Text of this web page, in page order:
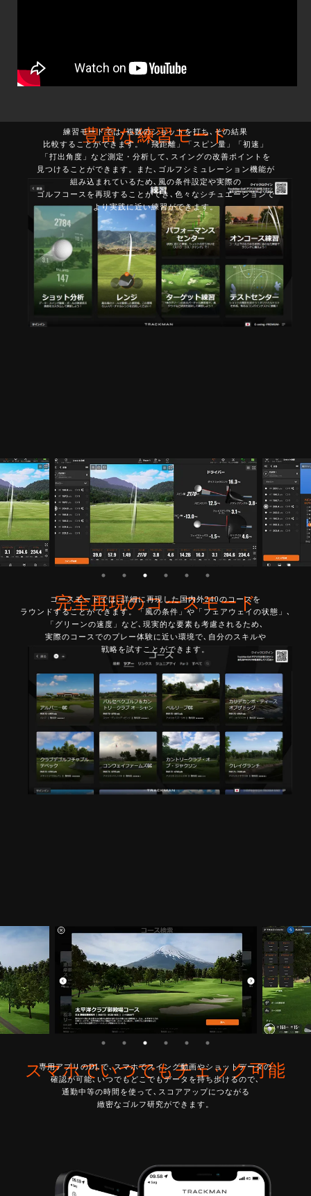
豊富な練習モード
練習モードでは､複数のショットを打ち､その結果
比較することができます。「飛距離」「スピン量」「初速」
「打出角度」など測定・分析して､スイングの改善ポイントを
見つけることができます。また､ゴルフシミュレーション機能が
組み込まれているため､風の条件設定や実際の
ゴルフコースを再現することができ､色々なシチュエーションで
より実践に近い練習ができます。
完全再現のコースモード
コースモードでは､詳細に再現した国内外240のコースを
ラウンドすることができます。「風の条件」や「フェアウェイの状態」､
「グリーンの速度」など､現実的な要素も考慮されるため､
実際のコースでのプレー体験に近い環境で､自分のスキルや
戦略を試すことができます。
スマホでいつでもチェック可能
専用アプリのDLで､スマホでスイング動画やショットデータの
確認が可能､いつでもどこでもデータを持ち歩けるので､
通勤中等の時間を使って､スコアアップにつながる
緻密なゴルフ研究ができます。